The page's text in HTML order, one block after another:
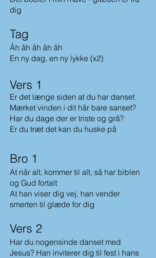
dig
Tag
Åh åh åh åh åh
En ny dag, en ny lykke (x2)
Vers 1
Er det længe siden at du har danset
Mærket vinden i dit hår bare sanset?
Har du dage der er triste og grå?
Er du træt det kan du huske på
Bro 1
At når alt, kommer til alt, så har biblen
og Gud fortalt
At han viser dig vej, han vender
smerten til glæde for dig
Vers 2
Har du nogensinde danset med
Jesus? Han inviterer dig til fest i hans